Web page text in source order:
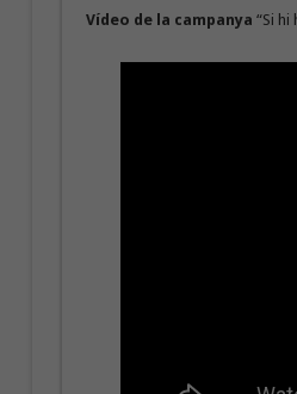
Vídeo de la campanya “Si